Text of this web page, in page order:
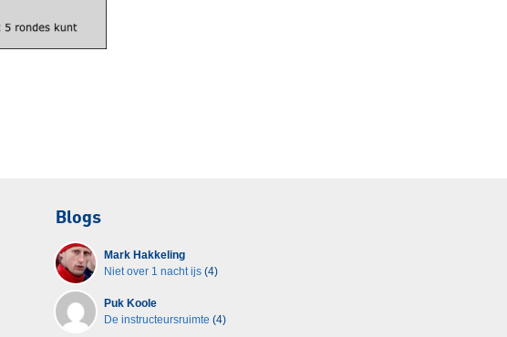
Blogs
Mark Hakkeling
Niet over 1 nacht ijs (4)
Puk Koole
De instructeursruimte (4)